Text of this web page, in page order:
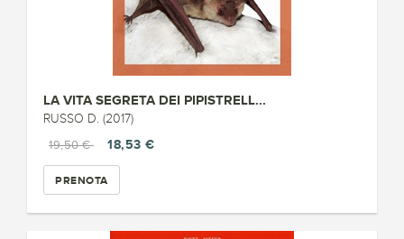
LA VITA SEGRETA DEI PIPISTRELL...
RUSSO D. (2017)
19,50 €
18,53 €
PRENOTA